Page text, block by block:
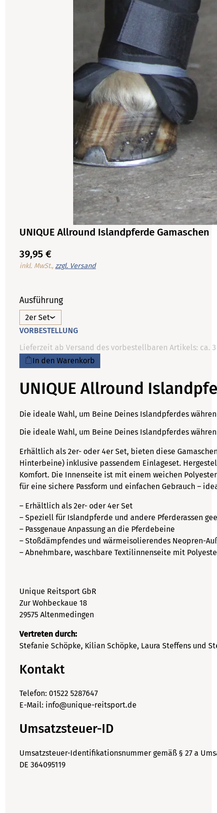
UNIQUE Allround Islandpferde Gamaschen
39,95 €
inkl. MwSt., zzgl. Versand
Ausführung
2er Set
VORBESTELLUNG
Lieferzeit ab Versand des vorbestellbaren Artikels: ca.
In den Warenkorb
UNIQUE Allround
Die ideale Wahl, um Beine Deines Islandpferdes
Die ideale Wahl, um Beine Deines Islandpferdes
Erhältlich als 2er- oder 4er Set, bieten diese
Hinterbeine) inklusive passendem Einlageset.
Komfort. Die Innenseite ist mit einem weichen
für eine sichere Passform und einfachen Gebrauch –
– Erhältlich als 2er- oder 4er Set
– Speziell für Islandpferde und andere Pferderassen
– Passgenaue Anpassung an die Pferdebeine
– Stoßdämpfendes und wärmeisolierendes Neopren-
– Abnehmbare, waschbare Textilinnenseite mit
Unique Reitsport GbR
Zur Wohbeckaue 18
29575 Altenmedingen
Vertreten durch:
Stefanie Schöpke, Kilian Schöpke, Laura Steffens und
Kontakt
Telefon: 01522 5287647
E-Mail: info@unique-reitsport.de
Umsatzsteuer-ID
Umsatzsteuer-Identifikationsnummer gemäß § 27 a
DE 364095119